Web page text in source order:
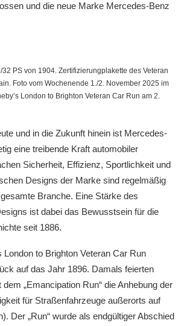
und die neue Marke Mercedes-Benz
PS von 1904. Zertifizierungplakette des Veteran
Foto vom Wochenende 1./2. November 2025 im
London to Brighton Veteran Car Run am 2.
und in die Zukunft hinein ist Mercedes-
eine treibende Kraft automobiler
Sicherheit, Effizienz, Sportlichkeit und
Designs der Marke sind regelmäßig
Branche. Eine Stärke des
ist dabei das Bewusstsein für die
seit 1886.
London to Brighton Veteran Car Run
auf das Jahr 1896. Damals feierten
„Emancipation Run“ die Anhebung der
für Straßenfahrzeuge außerorts auf
Der „Run“ wurde als endgültiger Abschied